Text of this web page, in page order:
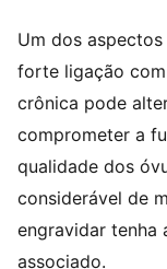
Um dos
forte ligação
crônica pode
comprometer a
qualidade dos
considerável de
engravidar tenha
associado.